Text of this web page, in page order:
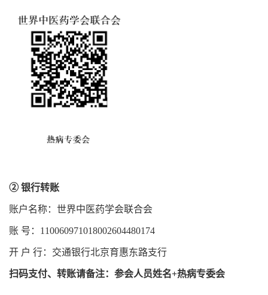
② 银行转账
账户名称：世界中医药学会联合会
账 号：110060971018002604480174
开 户 行：交通银行北京育惠东路支行
扫码支付、转账请备注：参会人员姓名+热病专委会